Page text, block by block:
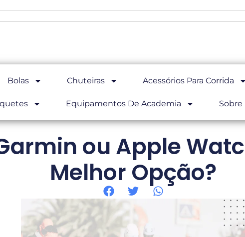
Bolas Chuteiras Acessórios Para Corrida
Equipamentos De Academia Sobre
ou Apple
Melhor Opção?
Home Marca X ou Y de Relógio